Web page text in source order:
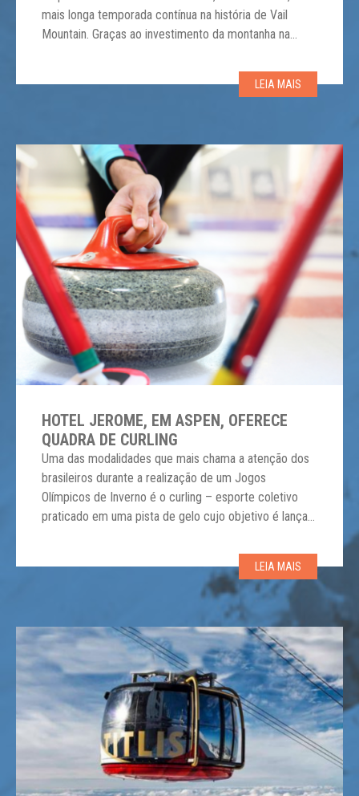
mais longa temporada contínua na história de Vail
Mountain. Graças ao investimento da montanha na
uma semana adicional de esqui e passeios na
primavera. A semana estendida proporcionará mais
LEIA MAIS
HOTEL JEROME, EM ASPEN, OFERECE
QUADRA DE CURLING
Uma das modalidades que mais chama a atenção dos
brasileiros durante a realização de um Jogos
Olímpicos de Inverno é o curling – esporte coletivo
praticado em uma pista de gelo cujo objetivo é lançar
utilizando para isso a ajuda de varredores. E nesta
LEIA MAIS